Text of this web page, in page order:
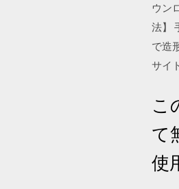
ウン
法】
で造
サイ
こ
て
使